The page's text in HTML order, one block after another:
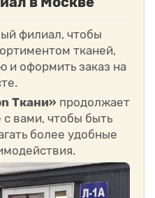
филиал, чтобы
тканей,
и оформить заказ на
Ткани» продолжает
с вами, чтобы быть
более удобные